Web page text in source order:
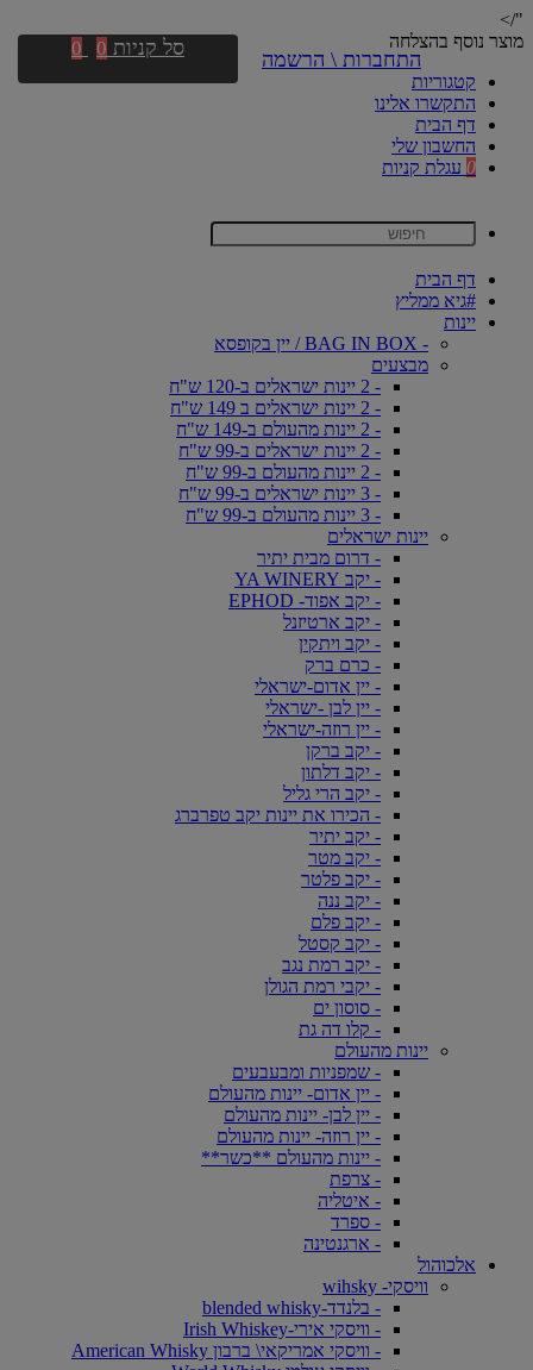
"/>
מוצר נוסף בהצלחה
קטגוריות
התקשרו אלינו
דף הבית
החשבון שלי
0 עגלת קניות
דף הבית
#גיא ממליץ
יינות
- BAG IN BOX / יין בקופסא
מבצעים
- 2 יינות ישראלים ב-120 ש"ח
- 2 יינות ישראלים ב 149 ש"ח
- 2 יינות מהעולם ב-149 ש"ח
- 2 יינות ישראלים ב-99 ש"ח
- 2 יינות מהעולם ב-99 ש"ח
- 3 יינות ישראלים ב-99 ש"ח
- 3 יינות מהעולם ב-99 ש"ח
יינות ישראלים
- דרום מבית יתיר
- יקב YA WINERY
- יקב אפוד- EPHOD
- יקב ארטיזנל
- יקב ויתקין
- כרם ברק
- יין אדום-ישראלי
- יין לבן -ישראלי
- יין רוזה-ישראלי
- יקב ברקן
- יקב דלתון
- יקב הרי גליל
- הכירו את יינות יקב טפרברג
- יקב יתיר
- יקב מטר
- יקב פלטר
- יקב ננה
- יקב פלם
- יקב קסטל
- יקב רמת נגב
- יקבי רמת הגולן
- סוסון ים
- קלו דה גת
יינות מהעולם
- שמפניות ומבעבעים
- יין אדום- יינות מהעולם
- יין לבן- יינות מהעולם
- יין רוזה- יינות מהעולם
- יינות מהעולם **כשר**
- צרפת
- איטליה
- ספרד
- ארגנטינה
אלכוהול
וויסקי- wihsky
- בלנדד-blended whisky
- וויסקי אירי-Irish Whiskey
- וויסקי אמריקאי\ ברבון American Whisky
התחברות \ הרשמה סל קניות 0
0